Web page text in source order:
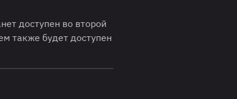
доступен во второй
также будет доступен